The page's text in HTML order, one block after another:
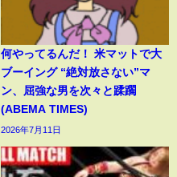
何やってるんだ！ 米マットで大
ブーイング “絶対放さない”マ
ン、屈強な男を次々と蹂躙
(ABEMA TIMES)
2026年7月11日